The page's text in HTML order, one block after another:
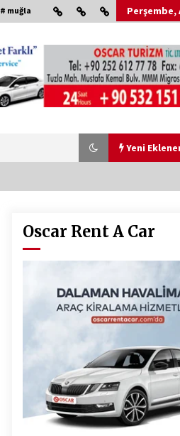
# muğla Perşembe,
Yeni
Çevre Bilinci Sahneye
Çocuklardan “Temiz
HAYIRSEVER DİNÇER
EĞİTİME DESTEK
2 ay ago
Başkan Aras “Bizler
Değil, Yarını Kuran İşler
Çalışacağız”
9 ay ago
Muğla’da Çoğunluk
Oscar Rent A Car